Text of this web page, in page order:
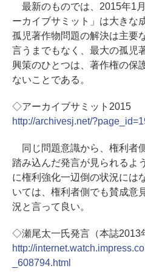
最新のものでは、2015年1
ーカイブサミット」は大きな
孤児著作物問題の解決は主要
言うまでもなく、最大の孤児
興策のひとつは、著作権の保
ないことである。
◇アーカイブサミット2015
http://archivesj.net/
同じ問題意識から、権利者
踏み込んだ発言が見られるよ
に権利強化一辺倒の状況には
いては、権利者側でも賛成意
況と言って良い。
◇瀬尾太一氏発言（本誌2013
http://
_608794.html